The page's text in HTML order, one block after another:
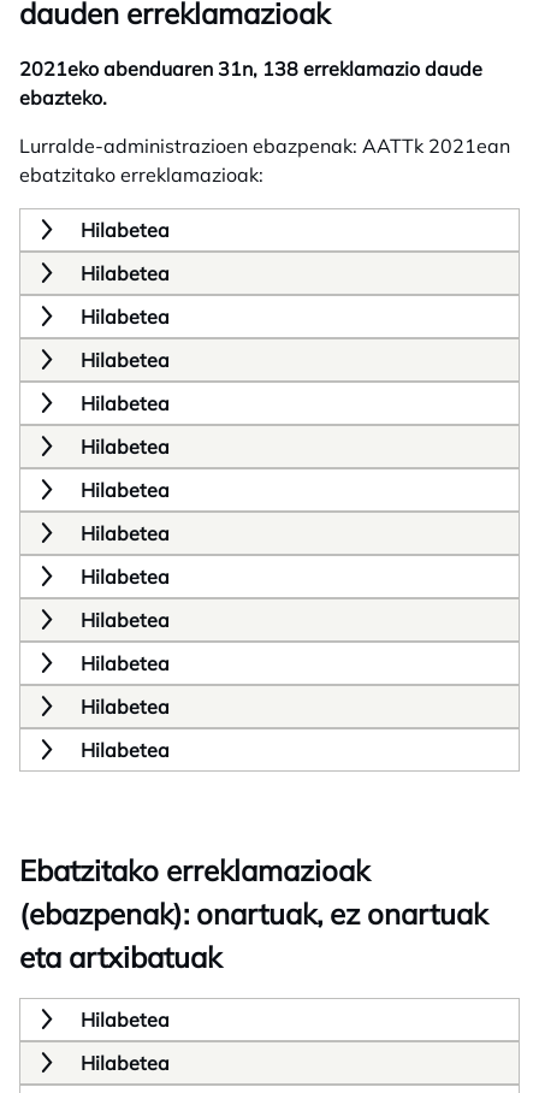
dauden erreklamazioak
2021eko abenduaren 31n, 138 erreklamazio daude
ebazteko.
Lurralde-administrazioen ebazpenak: AATTk 2021ean
ebatzitako erreklamazioak:
Hilabetea
Hilabetea
Hilabetea
Hilabetea
Hilabetea
Hilabetea
Hilabetea
Hilabetea
Hilabetea
Hilabetea
Hilabetea
Hilabetea
Hilabetea
Ebatzitako erreklamazioak
(ebazpenak): onartuak, ez onartuak
eta artxibatuak
Hilabetea
Hilabetea